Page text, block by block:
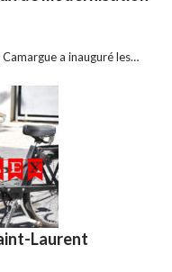
a inauguré les…
Laurent